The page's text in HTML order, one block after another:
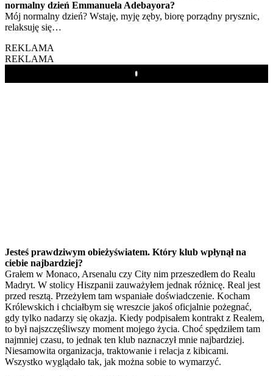
normalny dzień Emmanuela Adebayora?
Mój normalny dzień? Wstaję, myję zęby, biorę porządny prysznic,
relaksuję się…
REKLAMA
REKLAMA
Play
Jesteś prawdziwym obieżyświatem. Który klub wpłynął na
ciebie najbardziej?
Grałem w Monaco, Arsenalu czy City nim przeszedłem do Realu
Madryt. W stolicy Hiszpanii zauważyłem jednak różnicę. Real jest
przed resztą. Przeżyłem tam wspaniałe doświadczenie. Kocham
Królewskich i chciałbym się wreszcie jakoś oficjalnie pożegnać,
gdy tylko nadarzy się okazja. Kiedy podpisałem kontrakt z Realem,
to był najszczęśliwszy moment mojego życia. Choć spędziłem tam
najmniej czasu, to jednak ten klub naznaczył mnie najbardziej.
Niesamowita organizacja, traktowanie i relacja z kibicami.
Wszystko wyglądało tak, jak można sobie to wymarzyć.